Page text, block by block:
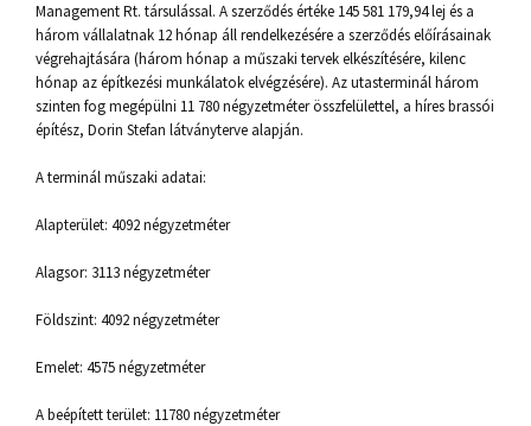
Management Rt. társulással. A szerződés értéke 145 581 179,94 lej és a
három vállalatnak 12 hónap áll rendelkezésére a szerződés előírásainak
végrehajtására (három hónap a műszaki tervek elkészítésére, kilenc
hónap az építkezési munkálatok elvégzésére). Az utasterminál három
szinten fog megépülni 11 780 négyzetméter összfelülettel, a híres brassói
építész, Dorin Stefan látványterve alapján.
A terminál műszaki adatai:
Alapterület: 4092 négyzetméter
Alagsor: 3113 négyzetméter
Földszint: 4092 négyzetméter
Emelet: 4575 négyzetméter
A beépített terület: 11780 négyzetméter